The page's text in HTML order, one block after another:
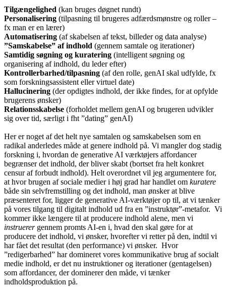
Tilgængelighed (kan bruges døgnet rundt)
Personalisering (tilpasning til brugeres adfærdsmønstre og roller –
fx man er en lærer)
Automatisering (af skabelsen af tekst, billeder og data analyse)
”Samskabelse” af indhold (gennem samtale og iterationer)
Samtidig søgning og kuratering (intelligent søgning og
organisering af indhold, du leder efter)
Kontrollerbarhed/tilpasning (af den rolle, genAI skal udfylde, fx
som forskningsassistent eller virtuel date)
Hallucinering (der opdigtes indhold, der ikke findes, for at opfylde
brugerens ønsker)
Relationsskabelse (forholdet mellem genAI og brugeren udvikler
sig over tid, særligt i fht ”dating” genAI)
Her er noget af det helt nye samtalen og samskabelsen som en
radikal anderledes måde at genere indhold på. Vi mangler dog stadig
forskning i, hvordan de generative AI værktøjers affordancer
begrænser det indhold, der bliver skabt (bortset fra helt konkret
censur af forbudt indhold). Helt overordnet vil jeg argumentere for,
at hvor brugen af sociale medier i høj grad har handlet om kuratere
både sin selvfremstilling og det indhold, man ønsker at blive
præsenteret for, ligger de generative AI-værktøjer op til, at vi tænker
på vores tilgang til digitalt indhold ud fra en ”instruktør”-metafor. Vi
kommer ikke længere til at producere indhold alene, men vi
instruerergennem promts AI-en i, hvad den skal gøre for at
producere det indhold, vi ønsker, hvorefter vi retter på den, indtil vi
har fået det resultat (den performance) vi ønsker. Hvor
”redigerbarhed” har domineret vores kommunikative brug af socialt
medie indhold, er det nu instruktioner og iterationer (gentagelsen)
som affordancer, der dominerer den måde, vi tænker
indholdsproduktion på.